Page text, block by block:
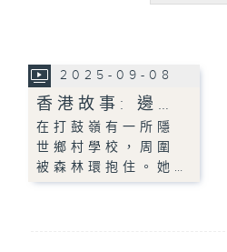
2025-09-08
香港故事: 邊…
在打鼓嶺有一所隱
世鄉村學校，周圍
被森林環抱住。她…